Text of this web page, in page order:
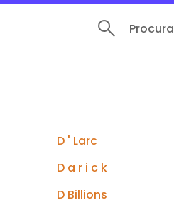
D ' Larc
D a r i c k
D Billions